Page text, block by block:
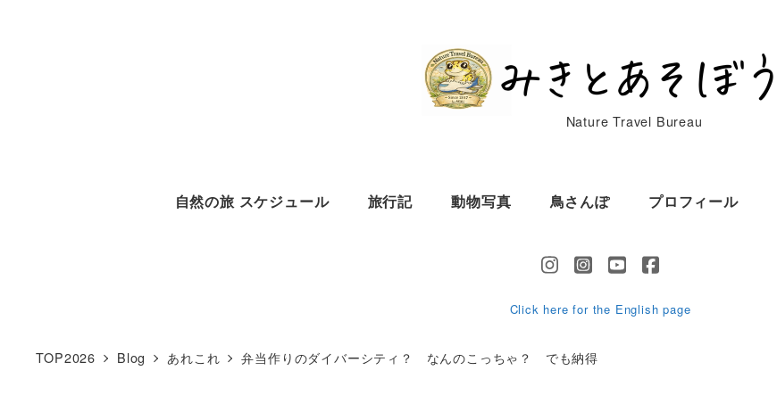
Nature Travel Bureau
自然の旅 スケジュール 旅行記 動物写真 鳥さんぽ プロフィール
Click here for the English page
TOP2026 Blog あれこれ 弁当作りのダイバーシティ？ なんのこっちゃ？ でも納得